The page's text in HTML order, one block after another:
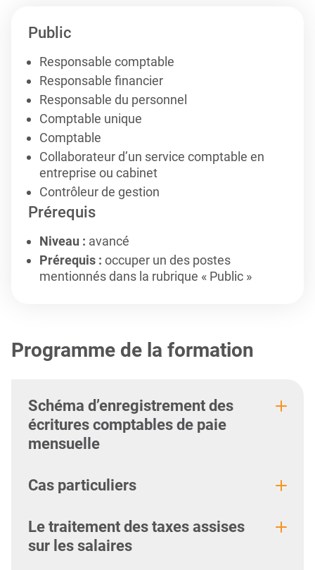
Public
Responsable comptable
Responsable financier
Responsable du personnel
Comptable unique
Comptable
Collaborateur d’un service comptable en
entreprise ou cabinet
Contrôleur de gestion
Prérequis
Niveau : avancé
Prérequis : occuper un des postes
mentionnés dans la rubrique « Public »
Programme de la formation
Schéma d’enregistrement des
écritures comptables de paie
mensuelle
Cas particuliers
Le traitement des taxes assises
sur les salaires